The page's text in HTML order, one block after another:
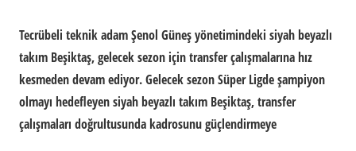
Tecrübeli teknik adam Şenol Güneş yönetimindeki siyah beyazlı
takım Beşiktaş, gelecek sezon için transfer çalışmalarına hız
kesmeden devam ediyor. Gelecek sezon Süper Ligde şampiyon
olmayı hedefleyen siyah beyazlı takım Beşiktaş, transfer
çalışmaları doğrultusunda kadrosunu güçlendirmeye